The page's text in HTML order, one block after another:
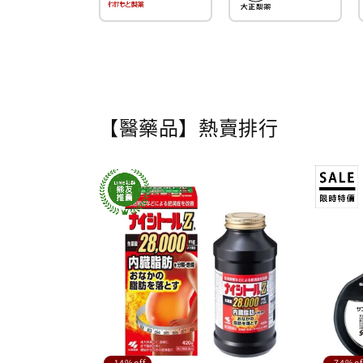
【醫藥品】熱賣排行